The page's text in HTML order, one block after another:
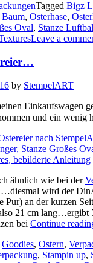
Tagged Bigz
Baum, Osterhase,
Oval, Stanze
Leave a
by StempelART
Einkaufswagen
und ein wenig
ähnlich wie bei der
wird der
Pur) an der kurzen
21 cm lang…ergibt
bei Continue
Goodies, Ostern,
, Stampin up,